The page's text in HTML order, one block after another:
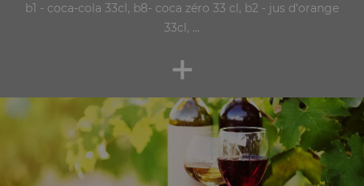
b1 - coca-cola 33cl, b8- coca zéro 33 cl, b2 - jus d'orange
33cl, ...
+